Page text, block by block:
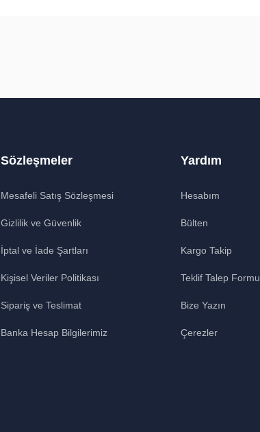
Sözleşmeler
Mesafeli Satış Sözleşmesi
Gizlilik ve Güvenlik
İptal ve İade Şartları
Kişisel Veriler Politikası
Sipariş ve Teslimat
Banka Hesap Bilgilerimiz
Yardım
Hesabım
Bülten
Kargo Takip
Teklif Talep Formu
Bize Yazın
Çerezler